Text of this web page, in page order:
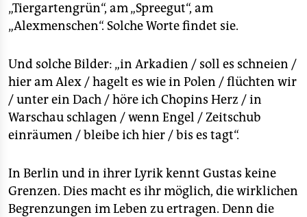
„Tiergartengrün“, am „Spreegut“, am
„Alexmenschen“. Solche Worte findet sie.
Und solche Bilder: „in Arkadien / soll es schneien /
hier am Alex / hagelt es wie in Polen / flüchten wir
/ unter ein Dach / höre ich Chopins Herz / in
Warschau schlagen / wenn Engel / Zeitschub
einräumen / bleibe ich hier / bis es tagt“.
In Berlin und in ihrer Lyrik kennt Gustas keine
Grenzen. Dies macht es ihr möglich, die wirklichen
Begrenzungen im Leben zu ertragen. Denn die